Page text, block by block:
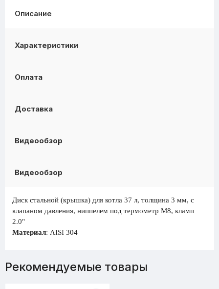
Описание
Характеристики
Оплата
Доставка
Видеообзор
Видеообзор
Диск стальной (крышка) для котла 37 л, толщина 3 мм, с
клапаном давления, ниппелем под термометр М8, кламп
2.0"
Материал: AISI 304
Рекомендуемые товары